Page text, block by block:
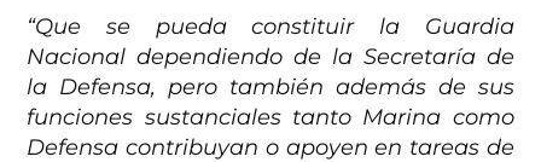
“Que se pueda constituir la Guardia
Nacional dependiendo de la Secretaría de
la Defensa, pero también además de sus
funciones sustanciales tanto Marina como
Defensa contribuyan o apoyen en tareas de